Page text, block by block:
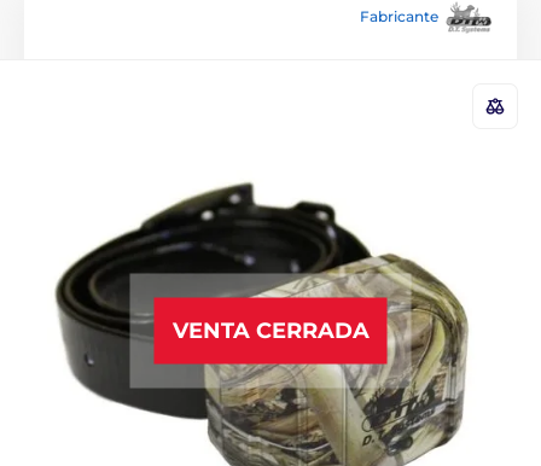
Fabricante
VENTA CERRADA